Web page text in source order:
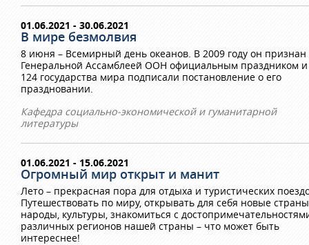
01.06.2021 - 30.06.2021
В мире безмолвия
8 июня – Всемирный день океанов. В 2009 году он признан
Генеральной Ассамблеей ООН официальным праздником и
124 государства мира подписали постановление о его
праздновании.
Кафедра социально-экономической и гуманитарной
литературы
01.06.2021 - 15.06.2021
Огромный мир открыт и манит
Лето – прекрасная пора для отдыха и туристических
Путешествовать по миру, открывать для себя новые
народы, культуры, знакомиться с
различных регионов нашей страны – что может быть
интереснее!